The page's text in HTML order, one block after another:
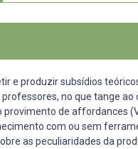
e produzir subsídios
no que tange ao
de affordances
com ou sem
as peculiaridades da